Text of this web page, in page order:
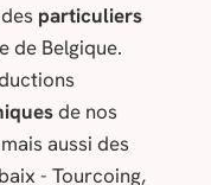
particuliers
de Belgique.
de nos
aussi des
- Tourcoing,